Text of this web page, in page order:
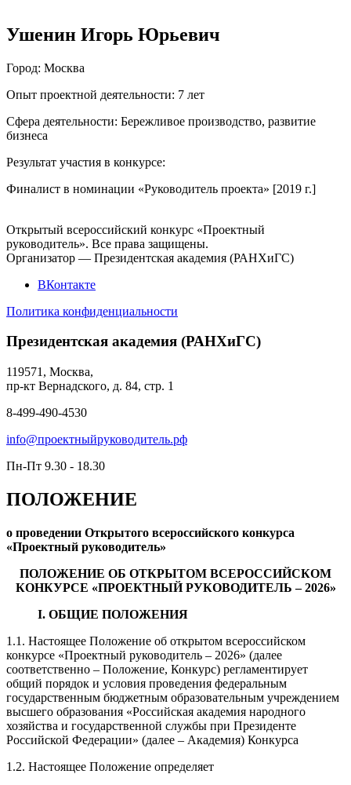
Ушенин Игорь Юрьевич
Город: Москва
Опыт проектной деятельности: 7 лет
Сфера деятельности: Бережливое производство, развитие
бизнеса
Результат участия в конкурсе:
Финалист в номинации «Руководитель проекта» [2019 г.]
Открытый всероссийский конкурс «Проектный
руководитель». Все права защищены.
Организатор — Президентская академия (РАНХиГС)
ВКонтакте
Политика конфиденциальности
Президентская академия (РАНХиГС)
119571, Москва,
пр-кт Вернадского, д. 84, стр. 1
8-499-490-4530
info@проектныйруководитель.рф
Пн-Пт 9.30 - 18.30
ПОЛОЖЕНИЕ
о проведении Открытого всероссийского конкурса
«Проектный руководитель»
ПОЛОЖЕНИЕ ОБ ОТКРЫТОМ ВСЕРОССИЙСКОМ
КОНКУРСЕ «ПРОЕКТНЫЙ РУКОВОДИТЕЛЬ – 2026»
I. ОБЩИЕ ПОЛОЖЕНИЯ
1.1. Настоящее Положение об открытом всероссийском
конкурсе «Проектный руководитель – 2026» (далее
соответственно – Положение, Конкурс) регламентирует
общий порядок и условия проведения федеральным
государственным бюджетным образовательным учреждением
высшего образования «Российская академия народного
хозяйства и государственной службы при Президенте
Российской Федерации» (далее – Академия) Конкурса
1.2. Настоящее Положение определяет